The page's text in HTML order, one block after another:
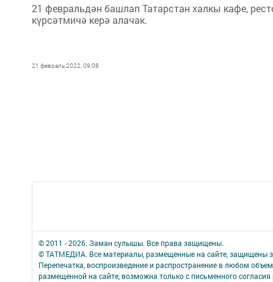
21 февральдән башлап Татарстан халкы кафе,
күрсәтмичә керә алачак.
21 февраль 2022, 09:08
© 2011 - 2026. Заман сулышы. Все права защищены.
© ТАТМЕДИА. Все материалы, размещенные на сайте, защищены
Перепечатка, воспроизведение и распространение в любом
размещенной на сайте, возможна только с письменного